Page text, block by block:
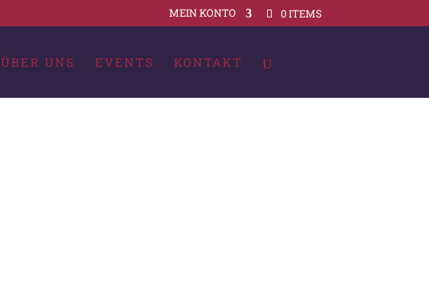
MEIN KONTO 0 ITEMS
ÜBER UNS EVENTS KONTAKT